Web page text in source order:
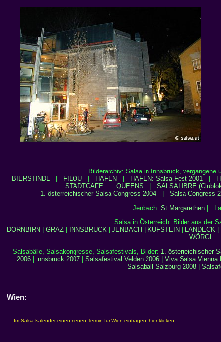
Bilderarchiv: Salsa in Innsbruck, vergangene
BIERSTINDL| FILOU| HAFEN HAFEN: Salsa-Fest 2001|
STADTCAFE| QUEENS
SALSALIBRE
1. österreichischer Salsa-Congress 2004| Salsa-Congress
Jenbach: St.Margarethen |
Salsa in Österreich: Bilder aus der
DORNBIRN
GRAZ| INNSBRUCK| JENBACH KUFSTEIN LANDECK|
WÖRGL
Salsabälle, Salsakongresse, Salsafestivals, Bilder: 1. österreichischer
2006| Innsbruck 2007| Salsafestival Velden 2006| Viva Salsa Vienna
Salsaball Salzburg 2008|
Wien: